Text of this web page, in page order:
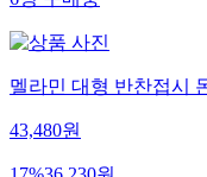
6명구매중
멜라민 대형 반찬접시
43,480원